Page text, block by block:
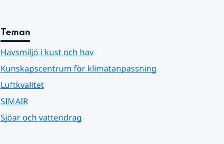
Teman
Havsmiljö i kust och hav
Kunskapscentrum för klimatanpassning
Luftkvalitet
SIMAIR
Sjöar och vattendrag